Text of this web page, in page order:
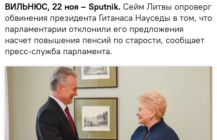
ВИЛЬНЮС, 22 ноя – Sputnik. Сейм Литвы опроверг
обвинения президента Гитанаса Науседы в том, что
парламентарии отклонили его предложения
насчет повышения пенсий по старости, сообщает
пресс-служба парламента.